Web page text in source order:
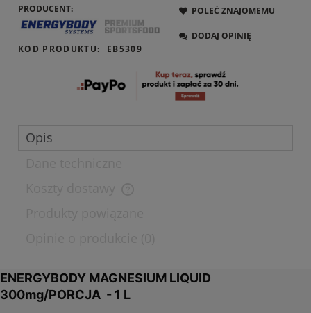
PRODUCENT:
KOD PRODUKTU: EB5309
POLEĆ ZNAJOMEMU
DODAJ OPINIĘ
Opis
ENERGYBODY MAGNESIUM LIQUID
300mg/PORCJA - 1 L